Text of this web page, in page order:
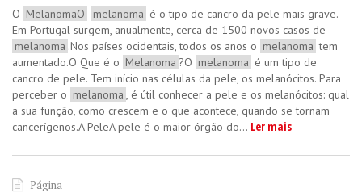
O MelanomaO melanoma é o tipo de cancro da pele mais grave.
Em Portugal surgem, anualmente, cerca de 1500 novos casos de
melanoma .Nos países ocidentais, todos os anos o melanoma tem
aumentado.O Que é o Melanoma ?O melanoma é um tipo de
cancro de pele. Tem início nas células da pele, os melanócitos. Para
perceber o melanoma , é útil conhecer a pele e os melanócitos: qual
a sua função, como crescem e o que acontece, quando se tornam
cancerígenos.A PeleA pele é o maior órgão do... Ler mais
Página